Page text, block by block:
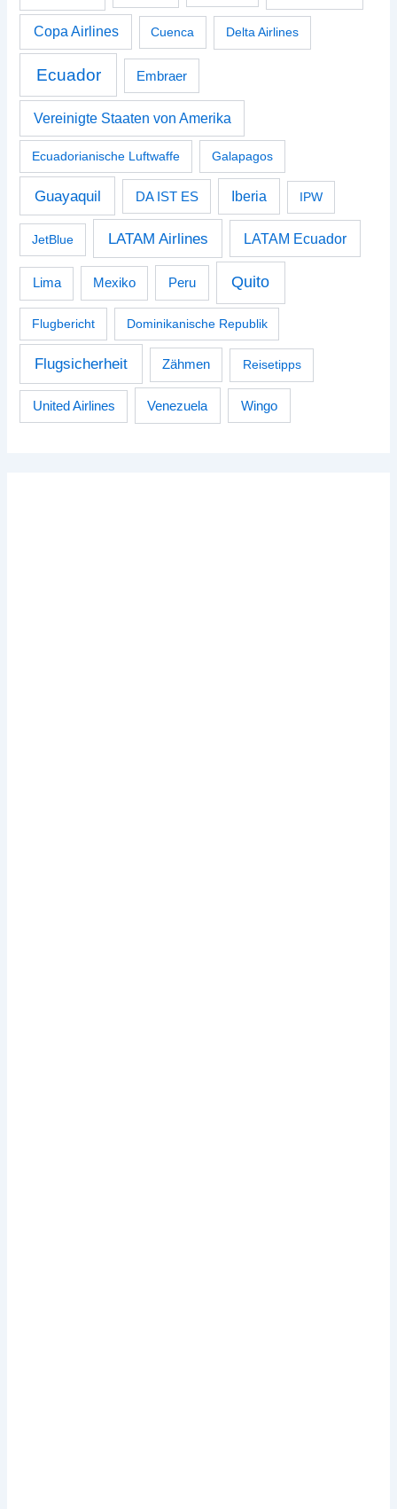
Copa Airlines Cuenca Delta Airlines
Ecuador Embraer
Vereinigte Staaten von Amerika
Ecuadorianische Luftwaffe Galapagos
Guayaquil DA IST ES Iberia IPW
JetBlue LATAM Airlines LATAM Ecuador
Lima Mexiko Peru Quito
Flugbericht Dominikanische Republik
Flugsicherheit Zähmen Reisetipps
United Airlines Venezuela Wingo